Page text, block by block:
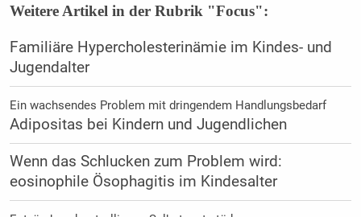
Weitere Artikel in der Rubrik "Focus":
Familiäre Hypercholesterinämie im Kindes- und
Jugendalter
Ein wachsendes Problem mit dringendem Handlungsbedarf
Adipositas bei Kindern und Jugendlichen
Wenn das Schlucken zum Problem wird:
eosinophile Ösophagitis im Kindesalter